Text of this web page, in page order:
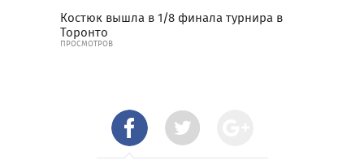
Костюк вышла в 1/8 финала турнира в
Торонто
ПРОСМОТРОВ